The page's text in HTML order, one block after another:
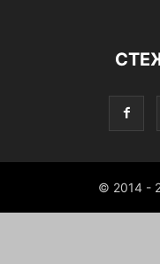
© 2014 -